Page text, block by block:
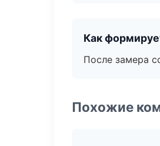
Как
После замера
Похожие